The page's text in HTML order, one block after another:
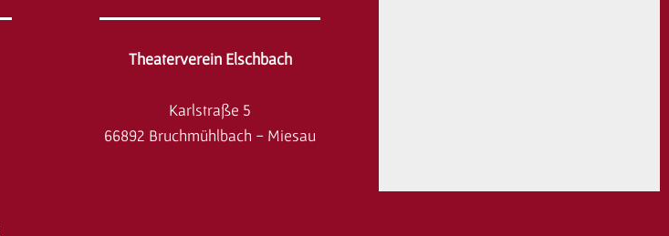
Theaterverein Elschbach
Karlstraße 5
66892 Bruchmühlbach - Miesau